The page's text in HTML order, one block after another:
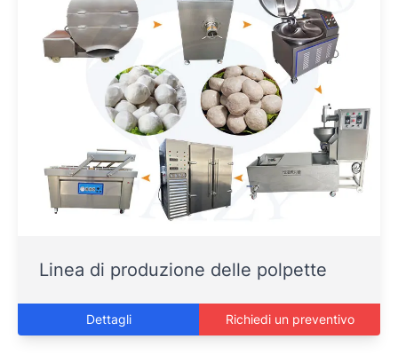
Linea di produzione delle polpette
Dettagli Richiedi un preventivo